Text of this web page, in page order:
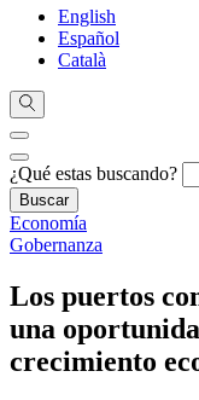
English
Español
Català
¿Qué estas buscando?
Economía
Gobernanza
Los puertos
una
crecimiento